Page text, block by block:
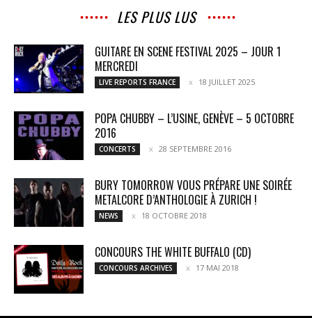
LES PLUS LUS
GUITARE EN SCENE FESTIVAL 2025 – JOUR 1
MERCREDI
LIVE REPORTS FRANCE 18 JUILLET 2025
POPA CHUBBY – L’USINE, GENÈVE – 5 OCTOBRE
2016
CONCERTS 28 SEPTEMBRE 2016
BURY TOMORROW VOUS PRÉPARE UNE SOIRÉE
METALCORE D’ANTHOLOGIE À ZURICH !
NEWS 18 OCTOBRE 2018
CONCOURS THE WHITE BUFFALO (CD)
CONCOURS ARCHIVES 17 MAI 2018